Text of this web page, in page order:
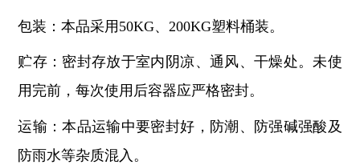
包装：本品采用 50KG、200KG塑料桶装。
贮存：密封存放于室内阴凉、通风、干燥处。未使
用完前，每次使用后容器应严格密封。
运输：本品运输中要密封好，防潮、防强碱强酸及
防雨水等杂质混入。